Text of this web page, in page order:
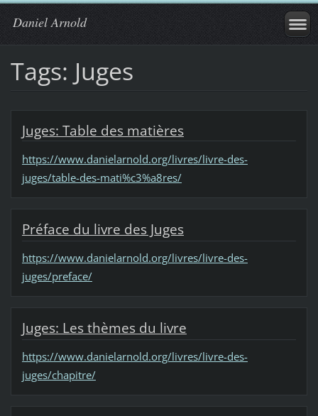
Daniel Arnold
Tags: Juges
Juges: Table des matières
https://www.danielarnold.org/livres/livre-des-
juges/table-des-mati%c3%a8res/
Préface du livre des Juges
https://www.danielarnold.org/livres/livre-des-
juges/preface/
Juges: Les thèmes du livre
https://www.danielarnold.org/livres/livre-des-
juges/chapitre/